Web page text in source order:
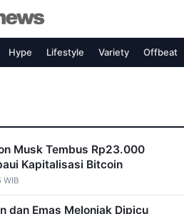
Hype Lifestyle Variety Offbeat
Musk Tembus Rp23.000
Kapitalisasi Bitcoin
WIB
dan Emas Melonjak Dipicu